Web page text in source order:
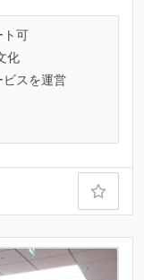
ト可
化
ビスを運営